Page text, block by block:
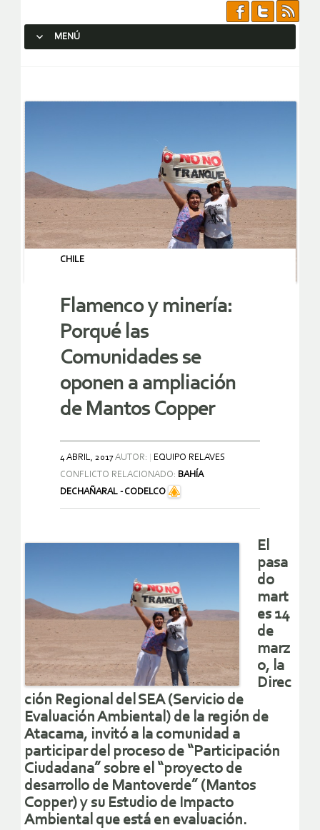
MENÚ
CHILE
Flamenco y minería:
Porqué las
Comunidades se
oponen a ampliación
de Mantos Copper
4 ABRIL, 2017AUTOR:
EQUIPO RELAVES
CONFLICTO RELACIONADO: BAHÍA
DECHAÑARAL - CODELCO
El
pasa
do
mart
es 14
de
marz
o, la
Direc
ción Regional del SEA (Servicio de
Evaluación Ambiental) de la región de
Atacama, invitó a la comunidad a
participar del proceso de “Participación
Ciudadana” sobre el “proyecto de
desarrollo de Mantoverde” (Mantos
Copper) y su Estudio de Impacto
Ambiental que está en evaluación.